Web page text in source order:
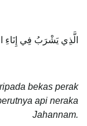
الَّذِي يَشْرَبُ فِي إِنَاءِ
bekas perak
api neraka
Jahannam.